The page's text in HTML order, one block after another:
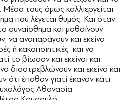
τους όμως καλλιεργείται
που λέγεται θυμός. Και όταν
συναίσθημα και μαθαίνουν
να αναπαράγουν και εκείνα
ή κακοποιητικές και να
το βίωσαν και εκείνοι και
διαστρεβλώνουν και εκείνα και
ότι έπαθαν γιατί έκαναν κάτι
Αθανασία